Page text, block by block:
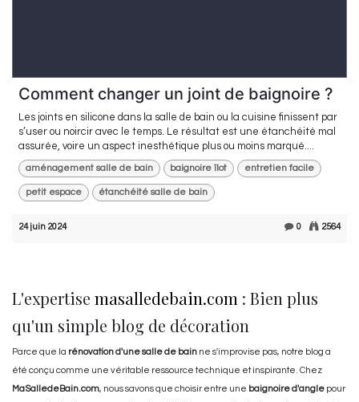
Comment changer un joint de baignoire ?
Les joints en silicone dans la salle de bain ou la cuisine finissent par
s’user ou noircir avec le temps. Le résultat est une étanchéité mal
assurée, voire un aspect inesthétique plus ou moins marqué....
aménagement salle de bain baignoire îlot entretien facile
petit espace étanchéité salle de bain
24 juin 2024 0 2564
L'expertise masalledebain.com : Bien plus
qu'un simple blog de décoration
Parce que la rénovation d'une salle de bain ne s'improvise pas, notre blog a
été conçu comme une véritable ressource technique et inspirante. Chez
MaSalledeBain.com, nous savons que choisir entre une baignoire d'angle pour